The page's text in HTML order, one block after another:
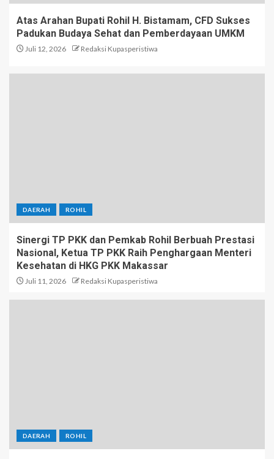
Atas Arahan Bupati Rohil H. Bistamam, CFD Sukses
Padukan Budaya Sehat dan Pemberdayaan UMKM
Juli 12, 2026 Redaksi Kupasperistiwa
DAERAH ROHIL
Sinergi TP PKK dan Pemkab Rohil Berbuah Prestasi
Nasional, Ketua TP PKK Raih Penghargaan Menteri
Kesehatan di HKG PKK Makassar
Juli 11, 2026 Redaksi Kupasperistiwa
DAERAH ROHIL